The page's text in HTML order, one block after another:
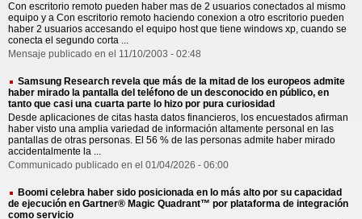
Con escritorio remoto pueden haber mas de 2 usuarios conectados al mismo
equipo y a Con escritorio remoto haciendo conexion a otro escritorio pueden
haber 2 usuarios accesando el equipo host que tiene windows xp, cuando se
conecta el segundo corta ...
Mensaje publicado en el 11/10/2003 - 02:48
Samsung Research revela que más de la mitad de los europeos admite
haber mirado la pantalla del teléfono de un desconocido en público, en
tanto que casi una cuarta parte lo hizo por pura curiosidad
Desde aplicaciones de citas hasta datos financieros, los encuestados afirman
haber visto una amplia variedad de información altamente personal en las
pantallas de otras personas. El 56 % de las personas admite haber mirado
accidentalmente la ...
Communicado publicado en el 01/04/2026 - 06:00
Boomi celebra haber sido posicionada en lo más alto por su capacidad
de ejecución en Gartner® Magic Quadrant™ por plataforma de integración
como servicio